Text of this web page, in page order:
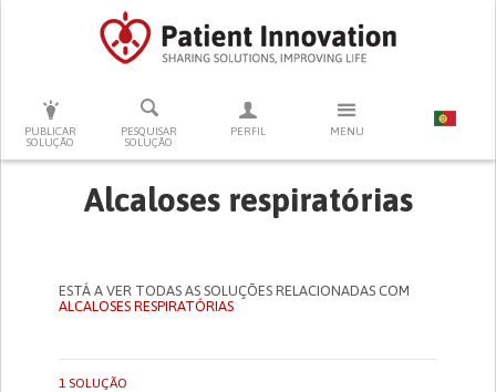
PUBLICAR
SOLUÇÃO
PESQUISAR
SOLUÇÃO
PERFIL MENU
PRESSIONE ENTER PARA PESQUISAR
Alcaloses respiratórias
ESTÁ A VER TODAS AS SOLUÇÕES RELACIONADAS COM
ALCALOSES RESPIRATÓRIAS
1 SOLUÇÃO